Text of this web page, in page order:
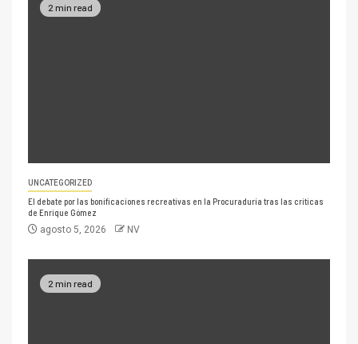
2 min read
UNCATEGORIZED
El debate por las bonificaciones recreativas en la Procuraduría tras las críticas
de Enrique Gómez
agosto 5, 2026 NV
2 min read